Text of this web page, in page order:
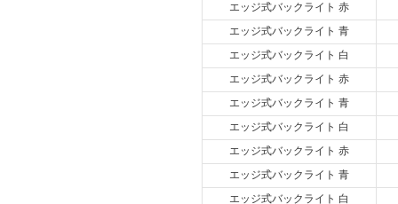
エッジ式バックライト 赤
エッジ式バックライト 青
エッジ式バックライト 白
エッジ式バックライト 赤
エッジ式バックライト 青
エッジ式バックライト 白
エッジ式バックライト 赤
エッジ式バックライト 青
エッジ式バックライト 白